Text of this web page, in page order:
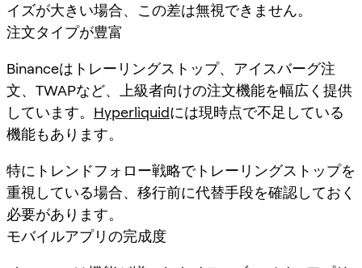
イズが大きい場合、この差は無視できません。
注文タイプが豊富
Binanceはトレーリングストップ、アイスバーグ注
文、TWAPなど、上級者向けの注文機能を幅広く提供
しています。 Hyperliquidには現時点で不足している
機能もあります。
特にトレンドフォロー戦略でトレーリングストップを
重視している場合、移行前に代替手段を確認しておく
必要があります。
モバイルアプリの完成度